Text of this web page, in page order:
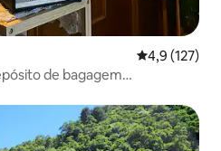
4,9 de uma
4,9 (127)
de bagagem
de Daejeon/12 minutos a